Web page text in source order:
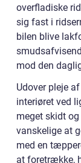
overfladiske
sig fast i
bilen blive
mod den
Udover pleje
interiøret ved
meget skidt
vanskelige at
med en
at foretrække,